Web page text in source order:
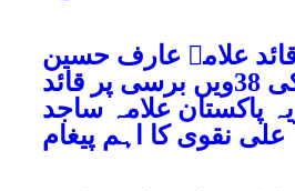
علامہ عارف حسین
الحسینیؒ کی 38ویں برسی پر قائد
پاکستان علامہ ساجد
علی نقوی کا اہم پیغام